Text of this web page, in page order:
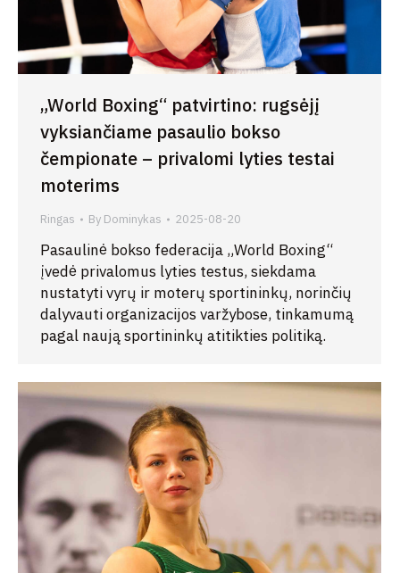
„World Boxing“ patvirtino: rugsėjį
vyksiančiame pasaulio bokso
čempionate – privalomi lyties testai
moterims
Ringas By Dominykas 2025-08-20
Pasaulinė bokso federacija „World Boxing“
įvedė privalomus lyties testus, siekdama
nustatyti vyrų ir moterų sportininkų, norinčių
dalyvauti organizacijos varžybose, tinkamumą
pagal naują sportininkų atitikties politiką.